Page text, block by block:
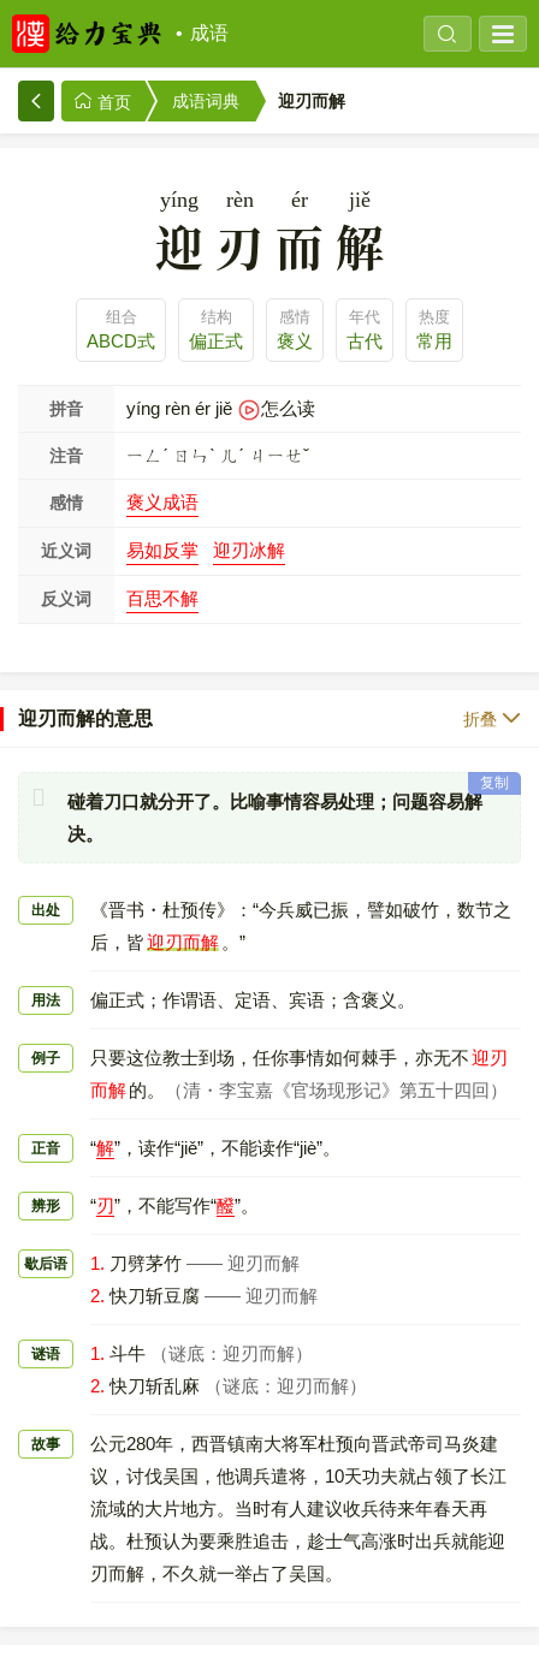
成语
首页 成语词典 迎刃而解
yíng rèn ér jiě
迎刃而解
组合
ABCD式
结构
偏正式
感情
褒义
年代
古代
热度
常用
拼音 yíng rèn ér jiě 怎么读
注音 ㄧㄥˊ ㄖㄣˋ ㄦˊ ㄐㄧㄝˇ
感情 褒义成语
近义词 易如反掌 迎刃冰解
反义词 百思不解
迎刃而解的意思 折叠
碰着刀口就分开了。比喻事情容易处理；问题容易解
决。
复制
出处
《晋书・杜预传》：“今兵威已振，譬如破竹，数节之
后，皆迎刃而解 。”
用法 偏正式；作谓语、定语、宾语；含褒义。
例子 只要这位教士到场，任你事情如何棘手，亦无不迎刃
而解的。 （清・李宝嘉《官场现形记》第五十四回）
正音 “解”，读作“jiě”，不能读作“jiè”。
辨形 “刃”，不能写作“醱”。
歇后语 1. 刀劈茅竹 —— 迎刃而解
2. 快刀斩豆腐 —— 迎刃而解
谜语 1. 斗牛
（谜底：迎刃而解）
2. 快刀斩乱麻 （谜底：迎刃而解）
故事
公元280年，西晋镇南大将军杜预向晋武帝司马炎建
议，讨伐吴国，他调兵遣将，10天功夫就占领了长江
流域的大片地方。当时有人建议收兵待来年春天再
战。杜预认为要乘胜追击，趁士气高涨时出兵就能迎
刃而解，不久就一举占了吴国。